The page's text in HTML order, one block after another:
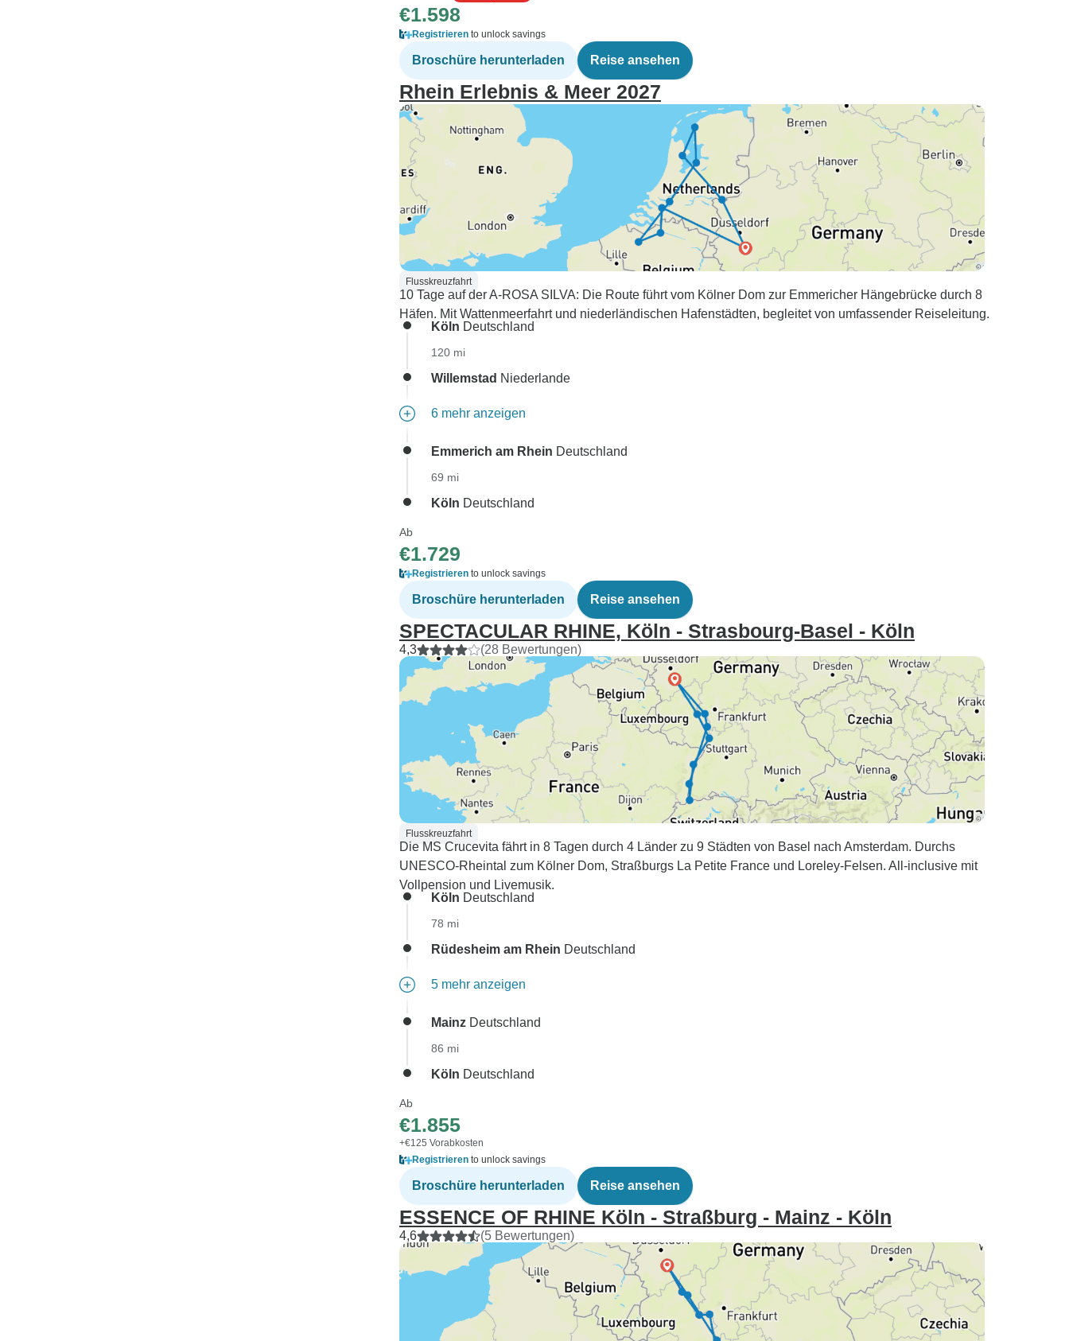
€1.598
Registrieren to unlock savings
Broschüre herunterladen Reise ansehen
Rhein Erlebnis & Meer 2027
Flusskreuzfahrt
10 Tage auf der A-ROSA SILVA: Die Route führt vom Kölner Dom zur Emmericher Hängebrücke durch 8
Häfen. Mit Wattenmeerfahrt und niederländischen Hafenstädten, begleitet von umfassender Reiseleitung.
Köln Deutschland
120 mi
Willemstad Niederlande
6 mehr anzeigen
Emmerich am Rhein Deutschland
69 mi
Köln Deutschland
Ab
€1.729
Registrieren to unlock savings
Broschüre herunterladen Reise ansehen
SPECTACULAR RHINE, Köln - Strasbourg-Basel - Köln
4,3 (28 Bewertungen)
Flusskreuzfahrt
Die MS Crucevita fährt in 8 Tagen durch 4 Länder zu 9 Städten von Basel nach Amsterdam. Durchs
UNESCO-Rheintal zum Kölner Dom, Straßburgs La Petite France und Loreley-Felsen. All-inclusive mit
Vollpension und Livemusik.
Köln Deutschland
78 mi
Rüdesheim am Rhein Deutschland
5 mehr anzeigen
Mainz Deutschland
86 mi
Köln Deutschland
Ab
€1.855
+€125 Vorabkosten
Registrieren to unlock savings
Broschüre herunterladen Reise ansehen
ESSENCE OF RHINE Köln - Straßburg - Mainz - Köln
4,6 (5 Bewertungen)